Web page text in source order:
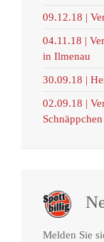
09.12.18 |
04.11.18 |
in Ilmenau
30.09.18 |
02.09.18 |
Schnäppchen
Melden Sie